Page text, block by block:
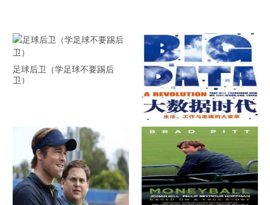
足球后卫（学足球不要踢后
卫）
《大数据时代》 PDF文档下载